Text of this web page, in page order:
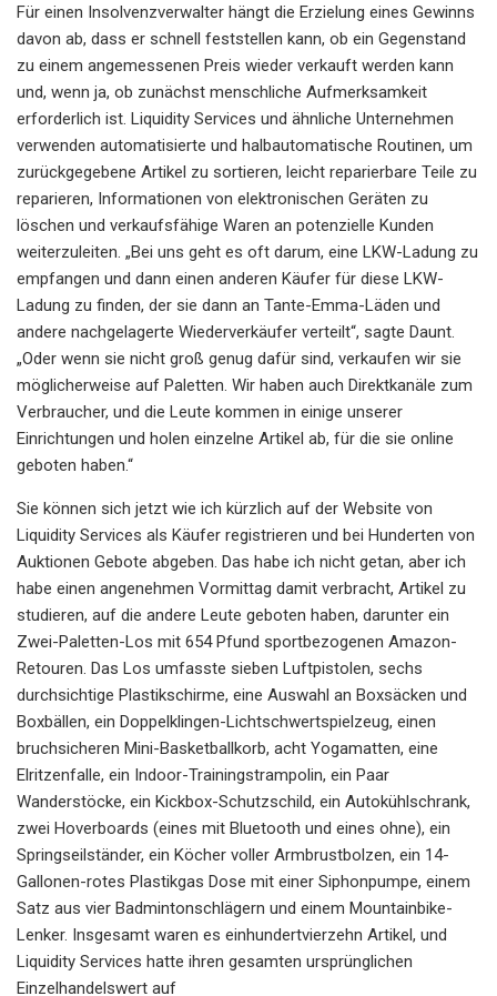
Für einen Insolvenzverwalter hängt die Erzielung eines Gewinns
davon ab, dass er schnell feststellen kann, ob ein Gegenstand
zu einem angemessenen Preis wieder verkauft werden kann
und, wenn ja, ob zunächst menschliche Aufmerksamkeit
erforderlich ist. Liquidity Services und ähnliche Unternehmen
verwenden automatisierte und halbautomatische Routinen, um
zurückgegebene Artikel zu sortieren, leicht reparierbare Teile zu
reparieren, Informationen von elektronischen Geräten zu
löschen und verkaufsfähige Waren an potenzielle Kunden
weiterzuleiten. „Bei uns geht es oft darum, eine LKW-Ladung zu
empfangen und dann einen anderen Käufer für diese LKW-
Ladung zu finden, der sie dann an Tante-Emma-Läden und
andere nachgelagerte Wiederverkäufer verteilt“, sagte Daunt.
„Oder wenn sie nicht groß genug dafür sind, verkaufen wir sie
möglicherweise auf Paletten. Wir haben auch Direktkanäle zum
Verbraucher, und die Leute kommen in einige unserer
Einrichtungen und holen einzelne Artikel ab, für die sie online
geboten haben.“
Sie können sich jetzt wie ich kürzlich auf der Website von
Liquidity Services als Käufer registrieren und bei Hunderten von
Auktionen Gebote abgeben. Das habe ich nicht getan, aber ich
habe einen angenehmen Vormittag damit verbracht, Artikel zu
studieren, auf die andere Leute geboten haben, darunter ein
Zwei-Paletten-Los mit 654 Pfund sportbezogenen Amazon-
Retouren. Das Los umfasste sieben Luftpistolen, sechs
durchsichtige Plastikschirme, eine Auswahl an Boxsäcken und
Boxbällen, ein Doppelklingen-Lichtschwertspielzeug, einen
bruchsicheren Mini-Basketballkorb, acht Yogamatten, eine
Elritzenfalle, ein Indoor-Trainingstrampolin, ein Paar
Wanderstöcke, ein Kickbox-Schutzschild, ein Autokühlschrank,
zwei Hoverboards (eines mit Bluetooth und eines ohne), ein
Springseilständer, ein Köcher voller Armbrustbolzen, ein 14-
Gallonen-rotes Plastikgas Dose mit einer Siphonpumpe, einem
Satz aus vier Badmintonschlägern und einem Mountainbike-
Lenker. Insgesamt waren es einhundertvierzehn Artikel, und
Liquidity Services hatte ihren gesamten ursprünglichen
Einzelhandelswert auf